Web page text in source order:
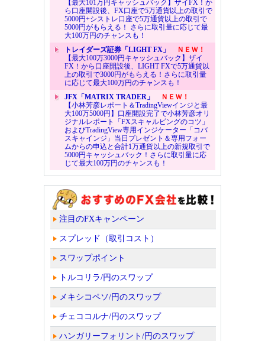
【最大101万円キャッシュバック】ザイFX！か
ら口座開設後、FX口座で5万通貨以上の取引で
5000円+シストレ口座で5万通貨以上の取引で
5000円がもらえる！ さらに取引量に応じて最
大100万円のチャンスも！
トレイダーズ証券「LIGHT FX」
ＮＥＷ！
【最大100万3000円キャッシュバック】ザイ
FX！から口座開設後、LIGHT FXで5万通貨以
上の取引で3000円がもらえる！さらに取引量
に応じて最大100万円のチャンスも！
JFX「MATRIX TRADER」
ＮＥＷ！
【小林芳彦レポート＆TradingViewインジと最
大100万5000円】口座開設完了で小林芳彦オリ
ジナルレポート「FXスキャルピングのコツ」
およびTradingView専用インジケーター「コバ
スキャインジ」当日プレゼント＆専用フォー
ムからの申込と合計1万通貨以上の新規取引で
5000円キャッシュバック！さらに取引量に応
じて最大100万円のチャンスも！
注目のFXキャンペーン
スプレッド（取引コスト）
スワップポイント
トルコリラ/円のスワップ
メキシコペソ/円のスワップ
チェココルナ/円のスワップ
ハンガリーフォリント/円のスワップ